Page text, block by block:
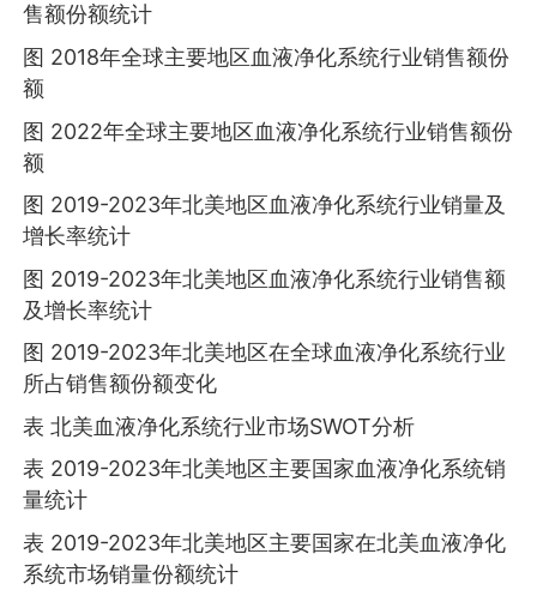
售额份额统计
图 2018年全球主要地区血液净化系统行业销售额份
额
图 2022年全球主要地区血液净化系统行业销售额份
额
图 2019-2023年北美地区血液净化系统行业销量及
增长率统计
图 2019-2023年北美地区血液净化系统行业销售额
及增长率统计
图 2019-2023年北美地区在全球血液净化系统行业
所占销售额份额变化
表 北美血液净化系统行业市场SWOT分析
表 2019-2023年北美地区主要国家血液净化系统销
量统计
表 2019-2023年北美地区主要国家在北美血液净化
系统市场销量份额统计